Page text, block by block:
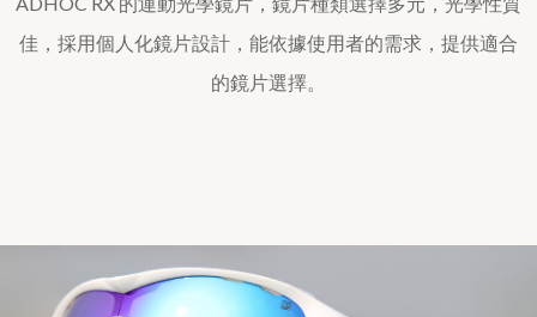
佳，採用個人化鏡片設計，能依據使用者的需求，提供適合
的鏡片選擇。